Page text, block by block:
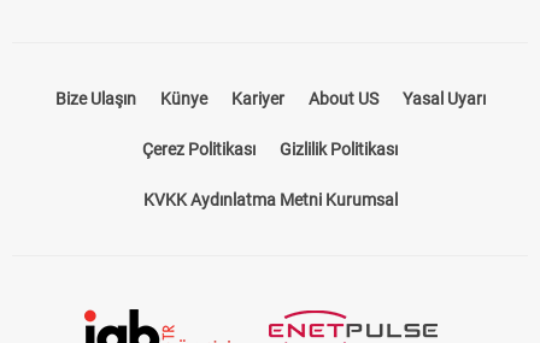
Bize Ulaşın Künye Kariyer About US Yasal Uyarı
Çerez Politikası Gizlilik Politikası
KVKK Aydınlatma Metni Kurumsal